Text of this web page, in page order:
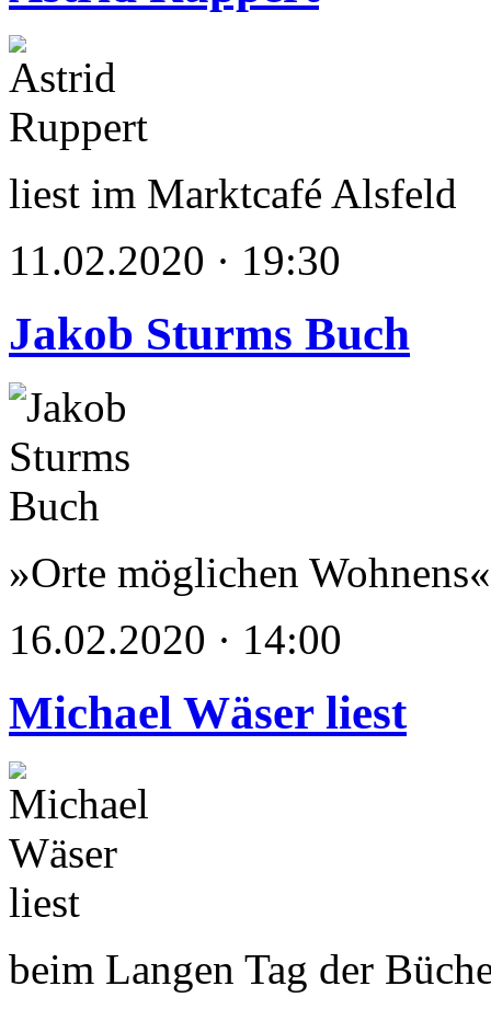
liest im Marktcafé Alsfeld
11.02.2020 · 19:30
Jakob Sturms Buch
»Orte möglichen
16.02.2020 · 14:00
Michael Wäser liest
beim Langen Tag der